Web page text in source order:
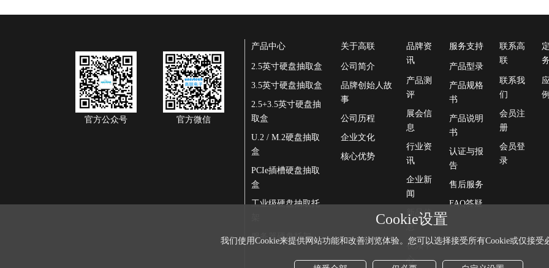
Cookie设置
我们使用Cookie来提供网站功能和改善浏览体验。您可以选择接受所有Cookie或仅接受
官方公众号 官方微信
产品中心
2.5英寸硬盘抽取盒
3.5英寸硬盘抽取盒
2.5+3.5英寸硬盘抽
取盒
U.2 / M.2硬盘抽取
盒
PCIe插槽硬盘抽取
盒
工业级硬盘抽取托
服务器硬盘托架
关于高联
公司简介
品牌创始人故
事
公司历程
企业文化
核心优势
品牌资
讯
产品测
评
展会信
息
行业资
讯
企业新
闻
新品信
息
视频中
心
服务支持
产品型录
产品规格
书
产品说明
书
认证与报
告
售后服务
FAQ答疑
联系高
联
联系我
们
会员注
册
会员登
录
务
例